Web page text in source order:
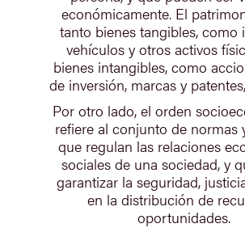
económicamente. El
tanto bienes tangibles, como
vehículos y otros activos
bienes intangibles, como
de inversión, marcas y
Por otro lado, el orden
refiere al conjunto de normas
que regulan las relaciones
sociales de una sociedad, y
garantizar la seguridad,
en la distribución de
oportunidades.